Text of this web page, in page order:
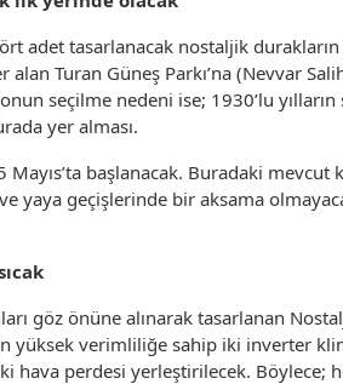
adet tasarlanacak nostaljik
alan Turan Güneş Parkı’na (Nevvar
seçilme nedeni ise; 1930’lu
yer alması.
Mayıs’ta başlanacak. Buradaki
yaya geçişlerinde bir aksama
göz önüne alınarak tasarlanan
yüksek verimliliğe sahip iki inverter
hava perdesi yerleştirilecek.